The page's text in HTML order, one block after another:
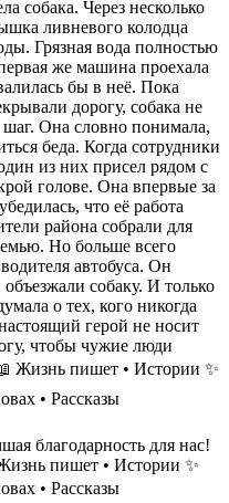
собака. Через несколько
ливневого колодца
Грязная вода полностью
же машина проехала
бы в неё. Пока
дорогу, собака не
шаг. Она словно понимала,
беда. Когда сотрудники
из них присел рядом с
голове. Она впервые за
что её работа
района собрали для
Но больше всего
автобуса. Он
собаку. И только
о тех, кого никогда
герой не носит
чтобы чужие люди
Жизнь пишет • Истории ✨
• Рассказы
благодарность для нас!
пишет • Истории ✨
• Рассказы